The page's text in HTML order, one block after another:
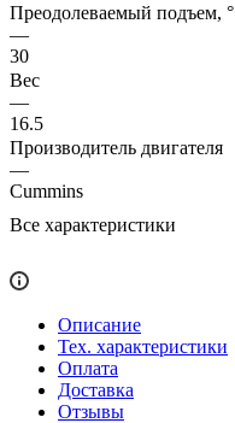
Преодолеваемый подъем, °
—
30
Вес
—
16.5
Производитель двигателя
—
Cummins
Все характеристики
Описание
Тех. характеристики
Оплата
Доставка
Отзывы